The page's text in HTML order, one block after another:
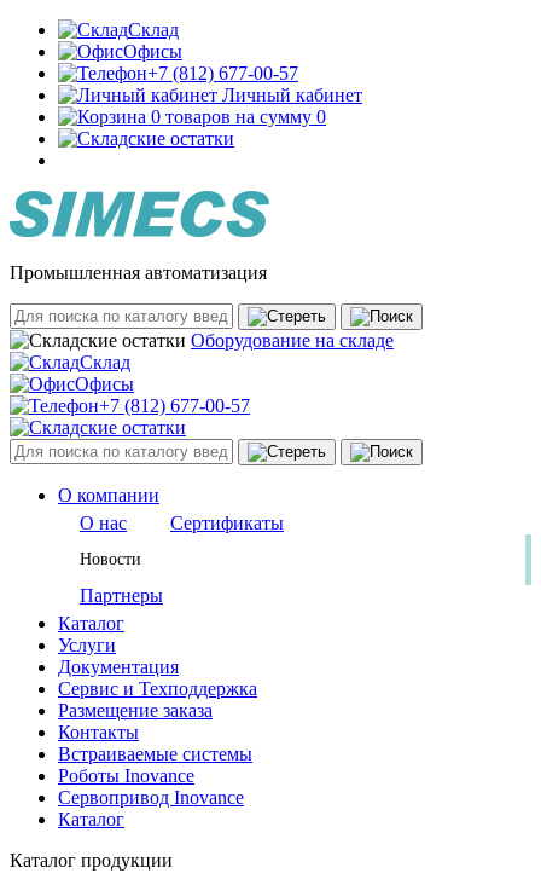
Склад
Офисы
+7 (812) 677-00-57
Личный кабинет
0 товаров на сумму 0
Промышленная автоматизация
Оборудование на складе
Склад
Офисы
+7 (812) 677-00-57
О компании
О нас
Сертификаты
Новости
Партнеры
Каталог
Услуги
Документация
Сервис и Техподдержка
Размещение заказа
Контакты
Встраиваемые системы
Роботы Inovance
Сервопривод Inovance
Каталог
Каталог продукции